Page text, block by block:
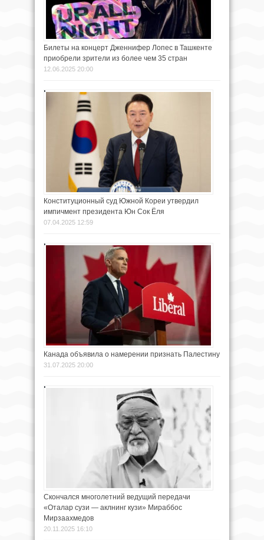
Билеты на концерт Дженнифер Лопес в Ташкенте
приобрели зрители из более чем 35 стран
12.06.2025 20:00
Конституционный суд Южной Кореи утвердил
импичмент президента Юн Сок Ёля
07.04.2025 12:59
Канада объявила о намерении признать Палестину
31.07.2025 20:00
Скончался многолетний ведущий передачи
«Оталар сузи — аклнинг кузи» Мираббос
Мирзаахмедов
20.11.2025 16:10